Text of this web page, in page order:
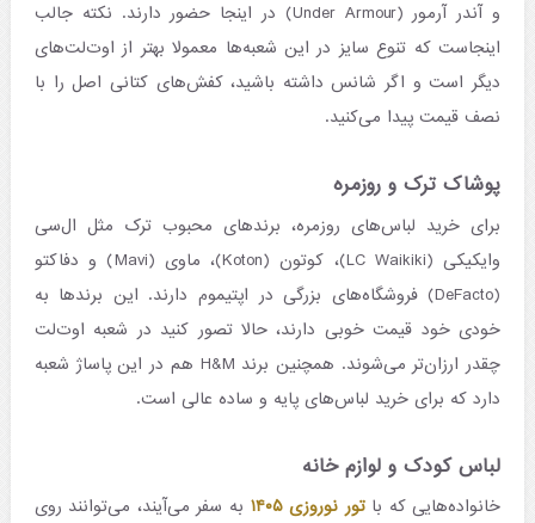
و آندر آرمور (Under Armour) در اینجا حضور دارند. نکته جالب
اینجاست که تنوع سایز در این شعبه‌ها معمولا بهتر از اوت‌لت‌های
دیگر است و اگر شانس داشته باشید، کفش‌های کتانی اصل را با
نصف قیمت پیدا می‌کنید.
پوشاک ترک و روزمره
برای خرید لباس‌های روزمره، برندهای محبوب ترک مثل ال‌سی
وایکیکی (LC Waikiki)، کوتون (Koton)، ماوی (Mavi) و دفاکتو
(DeFacto) فروشگاه‌های بزرگی در اپتیموم دارند. این برندها به
خودی خود قیمت خوبی دارند، حالا تصور کنید در شعبه اوت‌لت
چقدر ارزان‌تر می‌شوند. همچنین برند H&M هم در این پاساژ شعبه
دارد که برای خرید لباس‌های پایه و ساده عالی است.
لباس کودک و لوازم خانه
خانواده‌هایی که با تور نوروزی ۱۴۰۵
به سفر می‌آیند، می‌توانند روی